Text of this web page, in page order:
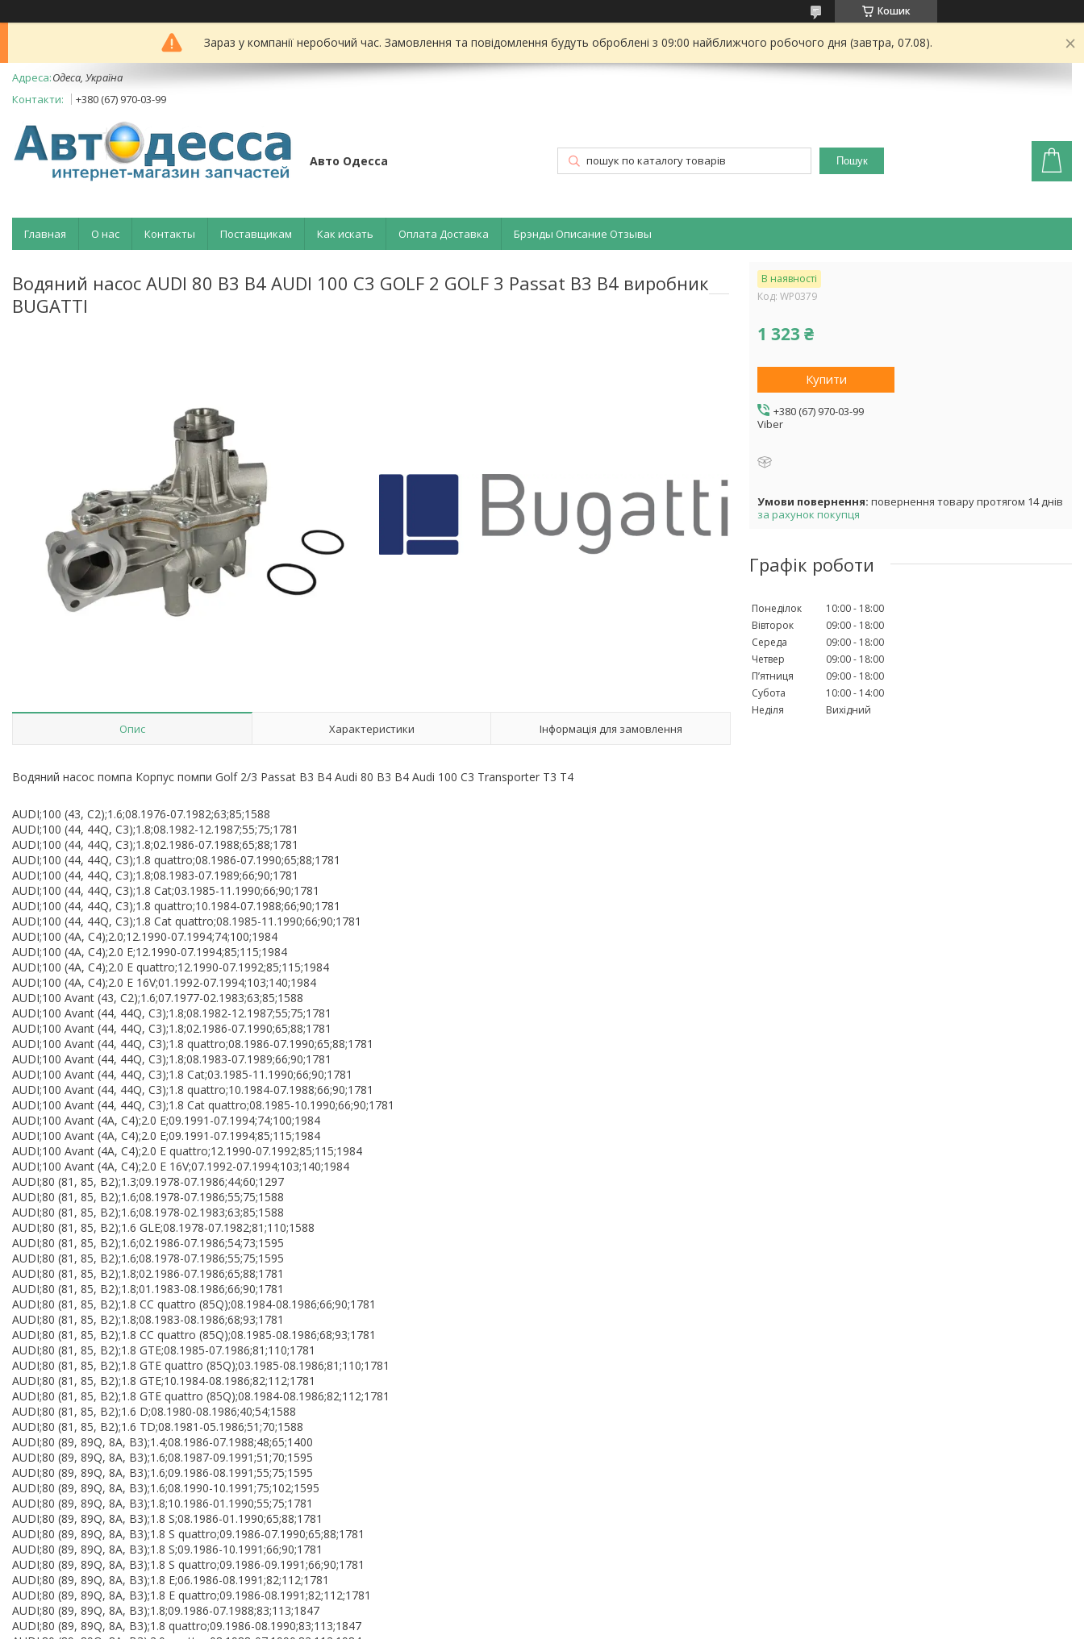
Кошик
Зараз у компанії неробочий час. Замовлення та повідомлення будуть оброблені з 09:00 найближчого робочого дня (завтра, 07.08).
Одеса, Україна
+380 (67) 970-03-99
Авто Одесса Пошук
Главная О нас Контакты Поставщикам Как искать Оплата Доставка Брэнды Описание Отзывы
Водяний насос AUDI 80 B3 B4 AUDI 100 C3 GOLF 2 GOLF 3 Passat B3 B4 виробник
BUGATTI
Опис Характеристики Інформація для замовлення
Водяний насос помпа Корпус помпи Golf 2/3 Passat B3 B4 Audi 80 B3 B4 Audi 100 C3 Transporter T3 T4
AUDI;100 (43, C2);1.6;08.1976-07.1982;63;85;1588
AUDI;100 (44, 44Q, C3);1.8;08.1982-12.1987;55;75;1781
AUDI;100 (44, 44Q, C3);1.8;02.1986-07.1988;65;88;1781
AUDI;100 (44, 44Q, C3);1.8 quattro;08.1986-07.1990;65;88;1781
AUDI;100 (44, 44Q, C3);1.8;08.1983-07.1989;66;90;1781
AUDI;100 (44, 44Q, C3);1.8 Cat;03.1985-11.1990;66;90;1781
AUDI;100 (44, 44Q, C3);1.8 quattro;10.1984-07.1988;66;90;1781
AUDI;100 (44, 44Q, C3);1.8 Cat quattro;08.1985-11.1990;66;90;1781
AUDI;100 (4A, C4);2.0;12.1990-07.1994;74;100;1984
AUDI;100 (4A, C4);2.0 E;12.1990-07.1994;85;115;1984
AUDI;100 (4A, C4);2.0 E quattro;12.1990-07.1992;85;115;1984
AUDI;100 (4A, C4);2.0 E 16V;01.1992-07.1994;103;140;1984
AUDI;100 Avant (43, C2);1.6;07.1977-02.1983;63;85;1588
AUDI;100 Avant (44, 44Q, C3);1.8;08.1982-12.1987;55;75;1781
AUDI;100 Avant (44, 44Q, C3);1.8;02.1986-07.1990;65;88;1781
AUDI;100 Avant (44, 44Q, C3);1.8 quattro;08.1986-07.1990;65;88;1781
AUDI;100 Avant (44, 44Q, C3);1.8;08.1983-07.1989;66;90;1781
AUDI;100 Avant (44, 44Q, C3);1.8 Cat;03.1985-11.1990;66;90;1781
AUDI;100 Avant (44, 44Q, C3);1.8 quattro;10.1984-07.1988;66;90;1781
AUDI;100 Avant (44, 44Q, C3);1.8 Cat quattro;08.1985-10.1990;66;90;1781
AUDI;100 Avant (4A, C4);2.0 E;09.1991-07.1994;74;100;1984
AUDI;100 Avant (4A, C4);2.0 E;09.1991-07.1994;85;115;1984
AUDI;100 Avant (4A, C4);2.0 E quattro;12.1990-07.1992;85;115;1984
AUDI;100 Avant (4A, C4);2.0 E 16V;07.1992-07.1994;103;140;1984
AUDI;80 (81, 85, B2);1.3;09.1978-07.1986;44;60;1297
AUDI;80 (81, 85, B2);1.6;08.1978-07.1986;55;75;1588
AUDI;80 (81, 85, B2);1.6;08.1978-02.1983;63;85;1588
AUDI;80 (81, 85, B2);1.6 GLE;08.1978-07.1982;81;110;1588
AUDI;80 (81, 85, B2);1.6;02.1986-07.1986;54;73;1595
AUDI;80 (81, 85, B2);1.6;08.1978-07.1986;55;75;1595
AUDI;80 (81, 85, B2);1.8;02.1986-07.1986;65;88;1781
AUDI;80 (81, 85, B2);1.8;01.1983-08.1986;66;90;1781
AUDI;80 (81, 85, B2);1.8 CC quattro (85Q);08.1984-08.1986;66;90;1781
AUDI;80 (81, 85, B2);1.8;08.1983-08.1986;68;93;1781
AUDI;80 (81, 85, B2);1.8 CC quattro (85Q);08.1985-08.1986;68;93;1781
AUDI;80 (81, 85, B2);1.8 GTE;08.1985-07.1986;81;110;1781
AUDI;80 (81, 85, B2);1.8 GTE quattro (85Q);03.1985-08.1986;81;110;1781
AUDI;80 (81, 85, B2);1.8 GTE;10.1984-08.1986;82;112;1781
AUDI;80 (81, 85, B2);1.8 GTE quattro (85Q);08.1984-08.1986;82;112;1781
AUDI;80 (81, 85, B2);1.6 D;08.1980-08.1986;40;54;1588
AUDI;80 (81, 85, B2);1.6 TD;08.1981-05.1986;51;70;1588
AUDI;80 (89, 89Q, 8A, B3);1.4;08.1986-07.1988;48;65;1400
AUDI;80 (89, 89Q, 8A, B3);1.6;08.1987-09.1991;51;70;1595
AUDI;80 (89, 89Q, 8A, B3);1.6;09.1986-08.1991;55;75;1595
AUDI;80 (89, 89Q, 8A, B3);1.6;08.1990-10.1991;75;102;1595
AUDI;80 (89, 89Q, 8A, B3);1.8;10.1986-01.1990;55;75;1781
AUDI;80 (89, 89Q, 8A, B3);1.8 S;08.1986-01.1990;65;88;1781
AUDI;80 (89, 89Q, 8A, B3);1.8 S quattro;09.1986-07.1990;65;88;1781
AUDI;80 (89, 89Q, 8A, B3);1.8 S;09.1986-10.1991;66;90;1781
AUDI;80 (89, 89Q, 8A, B3);1.8 S quattro;09.1986-09.1991;66;90;1781
AUDI;80 (89, 89Q, 8A, B3);1.8 E;06.1986-08.1991;82;112;1781
AUDI;80 (89, 89Q, 8A, B3);1.8 E quattro;09.1986-08.1991;82;112;1781
AUDI;80 (89, 89Q, 8A, B3);1.8;09.1986-07.1988;83;113;1847
AUDI;80 (89, 89Q, 8A, B3);1.8 quattro;09.1986-08.1990;83;113;1847
В наявності
Код: WP0379
1 323 ₴
Купити
+380 (67) 970-03-99
Viber
повернення товару протягом 14 днів
за рахунок покупця
Графік роботи
Понеділок 10:00
18:00
Вівторок
09:00
18:00
Середа
09:00
18:00
Четвер
09:00
18:00
Пʼятниця
09:00
18:00
Субота
10:00
14:00
Неділя
Вихідний